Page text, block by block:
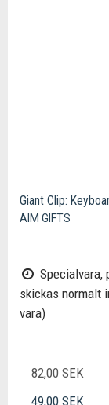
Giant Clip:
AIM GIFTS
Specialvara,
skickas normalt
vara)
82,00 SEK
49,00 SEK